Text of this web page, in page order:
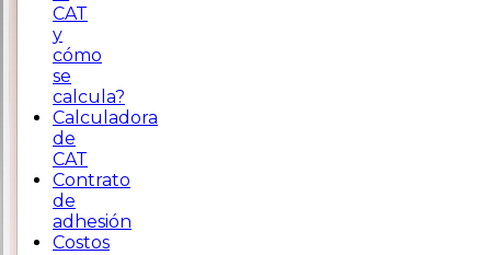
CAT
y
cómo
se
calcula?
Calculadora
de
CAT
Contrato
de
adhesión
Costos